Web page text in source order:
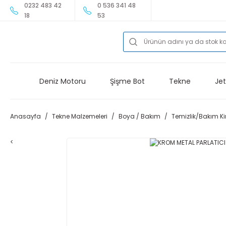
0232 483 42
18
0 536 341 48
53
Deniz Motoru Şişme Bot Tekne
Anasayfa Tekne Malzemeleri Boya / Bakım Temizlik/Bakım
<